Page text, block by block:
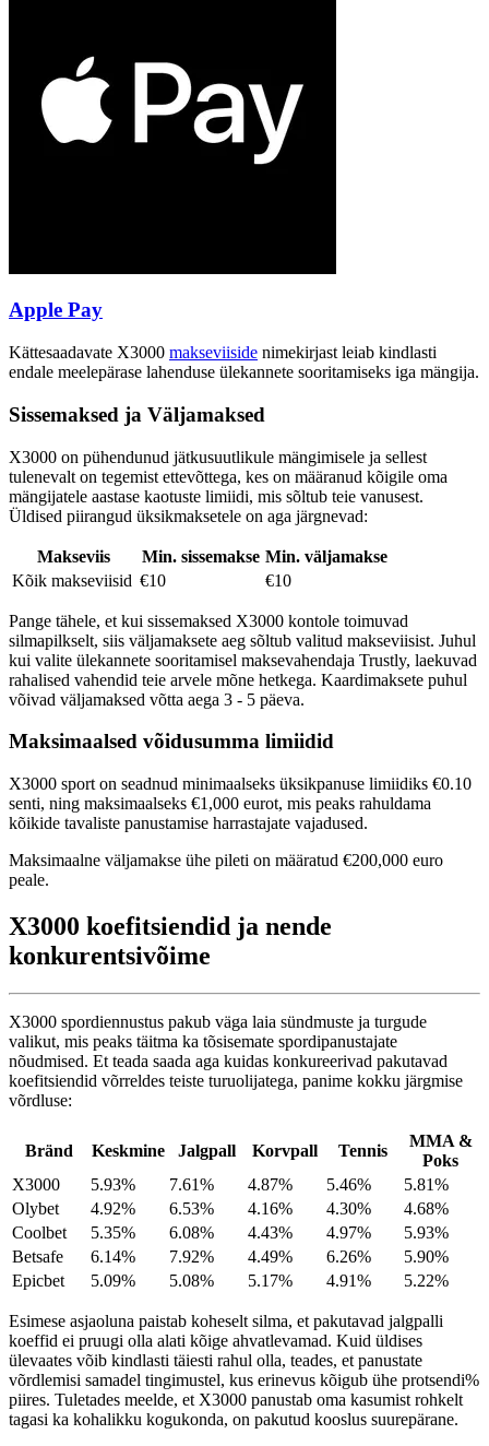
Apple Pay
Kättesaadavate X3000 makseviiside nimekirjast leiab kindlasti
endale meelepärase lahenduse ülekannete sooritamiseks iga mängija.
Sissemaksed ja Väljamaksed
X3000 on pühendunud jätkusuutlikule mängimisele ja sellest
tulenevalt on tegemist ettevõttega, kes on määranud kõigile oma
mängijatele aastase kaotuste limiidi, mis sõltub teie vanusest.
Üldised piirangud üksikmaksetele on aga järgnevad:
Makseviis Min. sissemakse Min. väljamakse
Kõik makseviisid €10 €10
Pange tähele, et kui sissemaksed X3000 kontole toimuvad
silmapilkselt, siis väljamaksete aeg sõltub valitud makseviisist. Juhul
kui valite ülekannete sooritamisel maksevahendaja Trustly, laekuvad
rahalised vahendid teie arvele mõne hetkega. Kaardimaksete puhul
võivad väljamaksed võtta aega 3 - 5 päeva.
Maksimaalsed võidusumma limiidid
X3000 sport on seadnud minimaalseks üksikpanuse limiidiks €0.10
senti, ning maksimaalseks €1,000 eurot, mis peaks rahuldama
kõikide tavaliste panustamise harrastajate vajadused.
Maksimaalne väljamakse ühe pileti on määratud €200,000 euro
peale.
X3000 koefitsiendid ja nende
konkurentsivõime
X3000 spordiennustus pakub väga laia sündmuste ja turgude
valikut, mis peaks täitma ka tõsisemate spordipanustajate
nõudmised. Et teada saada aga kuidas konkureerivad pakutavad
koefitsiendid võrreldes teiste turuolijatega, panime kokku järgmise
võrdluse:
Bränd Keskmine Jalgpall Korvpall Tennis
MMA &
Poks
X3000
5.93% 7.61% 4.87% 5.46%
5.81%
Olybet
4.92% 6.53% 4.16% 4.30%
4.68%
Coolbet
5.35% 6.08% 4.43% 4.97%
5.93%
Betsafe
6.14% 7.92% 4.49% 6.26%
5.90%
Epicbet
5.09% 5.08% 5.17% 4.91% 5.22%
Esimese asjaoluna paistab koheselt silma, et pakutavad jalgpalli
koeffid ei pruugi olla alati kõige ahvatlevamad. Kuid üldises
ülevaates võib kindlasti täiesti rahul olla, teades, et panustate
võrdlemisi samadel tingimustel, kus erinevus kõigub ühe protsendi%
piires. Tuletades meelde, et X3000 panustab oma kasumist rohkelt
tagasi ka kohalikku kogukonda, on pakutud kooslus suurepärane.